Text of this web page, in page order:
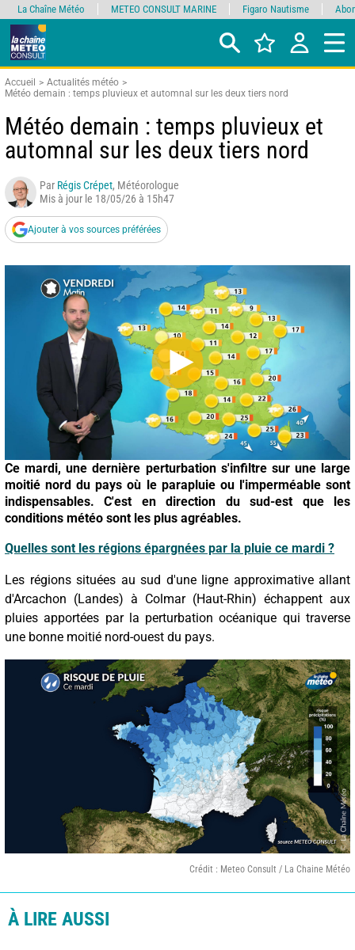
Accueil
Actualités météo
Météo demain : temps pluvieux et automnal sur les deux tiers nord
Météo demain : temps pluvieux et
automnal sur les deux tiers nord
Par Régis Crépet, Météorologue
Mis à jour le 18/05/26 à 15h47
Ajouter à vos sources préférées
Ce mardi, une dernière perturbation s'infiltre sur une large
moitié nord du pays où le parapluie ou l'imperméable sont
indispensables. C'est en direction du sud-est que les
conditions météo sont les plus agréables.
Quelles sont les régions épargnées par la pluie ce mardi ?
Les régions situées au sud d'une ligne approximative allant
d'Arcachon (Landes) à Colmar (Haut-Rhin) échappent aux
pluies apportées par la perturbation océanique qui traverse
une bonne moitié nord-ouest du pays.
Crédit : Meteo Consult / La Chaine Météo
À LIRE AUSSI
La Chaîne Météo METEO CONSULT MARINE Figaro Nautisme